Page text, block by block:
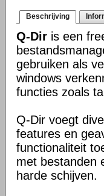
Beschrijving
Q-Dir is een
gebruiken als
windows
functies zoals
Q-Dir voegt
features en
functionaliteit
met bestanden
harde schijven.